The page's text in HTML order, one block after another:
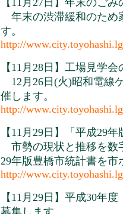
【11月27日】年末のご
年末の渋滞緩和のため
す。
http://
【11月28日】工場見学
12月26日(火)昭和電線
催します。
http://
【11月29日】「平成29
市勢の現状と推移を数
29年版豊橋市統計書を
http://
【11月29日】平成30年
募集します